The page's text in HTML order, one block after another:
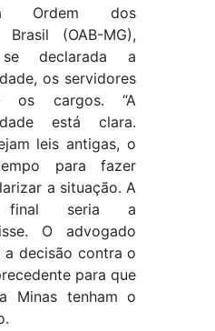
Ordem dos
(OAB-MG),
declarada a
os servidores
os cargos. “A
está clara.
leis antigas, o
para fazer
a situação. A
final seria a
O advogado
a decisão contra o
para que
Minas tenham o